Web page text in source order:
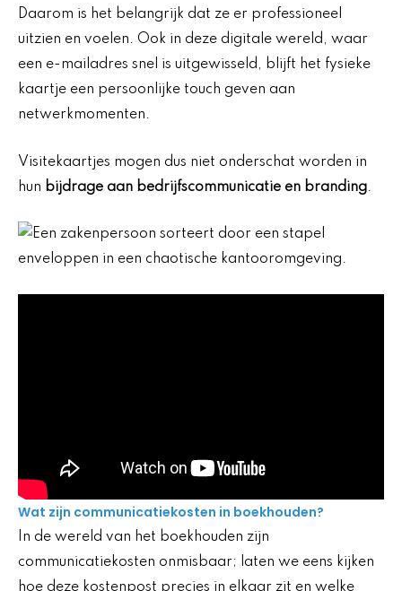
Daarom is het belangrijk dat ze er professioneel
uitzien en voelen. Ook in deze digitale wereld, waar
een e-mailadres snel is uitgewisseld, blijft het fysieke
kaartje een persoonlijke touch geven aan
netwerkmomenten.
Visitekaartjes mogen dus niet onderschat worden in
hun bijdrage aan bedrijfscommunicatie en branding.
Wat zijn communicatiekosten in boekhouden?
In de wereld van het boekhouden zijn
communicatiekosten onmisbaar; laten we eens kijken
hoe deze kostenpost precies in elkaar zit en welke